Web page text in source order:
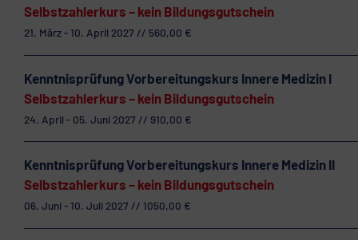
Selbstzahlerkurs – kein Bildungsgutschein
21. März - 10. April 2027 // 560,00 €
Kenntnisprüfung Vorbereitungskurs Innere Medizin I
Selbstzahlerkurs – kein Bildungsgutschein
24. April - 05. Juni 2027 // 910,00 €
Kenntnisprüfung Vorbereitungskurs Innere Medizin II
Selbstzahlerkurs – kein Bildungsgutschein
06. Juni - 10. Juli 2027 // 1050,00 €